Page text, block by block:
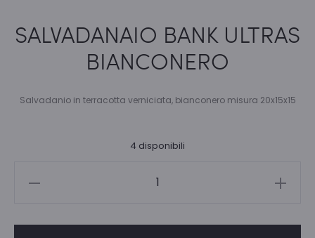
SALVADANAIO BANK ULTRAS
BIANCONERO
Salvadanio in terracotta verniciata, bianconero misura 20x15x15
4 disponibili